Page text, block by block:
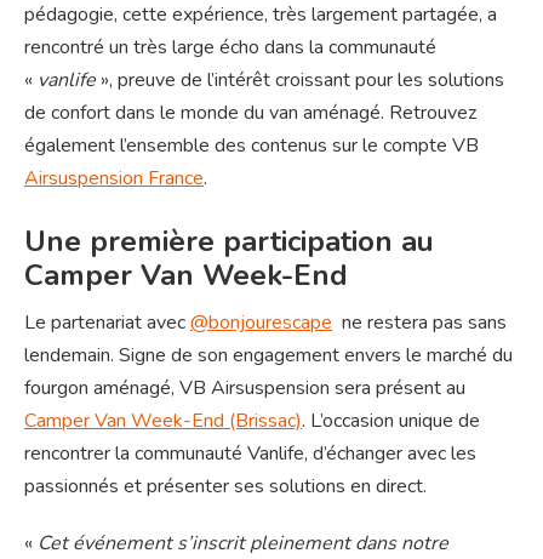
pédagogie, cette expérience, très largement partagée, a
rencontré un très large écho dans la communauté
« vanlife », preuve de l’intérêt croissant pour les solutions
de confort dans le monde du van aménagé. Retrouvez
également l’ensemble des contenus sur le compte VB
Airsuspension France.
Une première participation au
Camper Van Week-End
Le partenariat avec@bonjourescape ne restera pas sans
lendemain. Signe de son engagement envers le marché du
fourgon aménagé, VB Airsuspension sera présent au
Camper Van Week-End (Brissac). L’occasion unique de
rencontrer la communauté Vanlife, d’échanger avec les
passionnés et présenter ses solutions en direct.
« Cet événement s’inscrit pleinement dans notre